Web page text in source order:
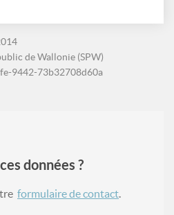
de Wallonie (SPW)
9442-73b32708d60a
données ?
formulaire de contact.